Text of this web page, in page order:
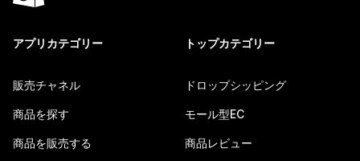
アプリカテゴリー
販売チャネル
商品を探す
商品を販売する
トップカテゴリー
ドロップシッピング
モール型EC
商品レビュー